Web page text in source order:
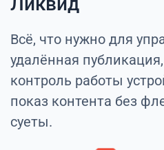
Всё, что нужно для
удалённая
контроль работы
показ контента без
суеты.